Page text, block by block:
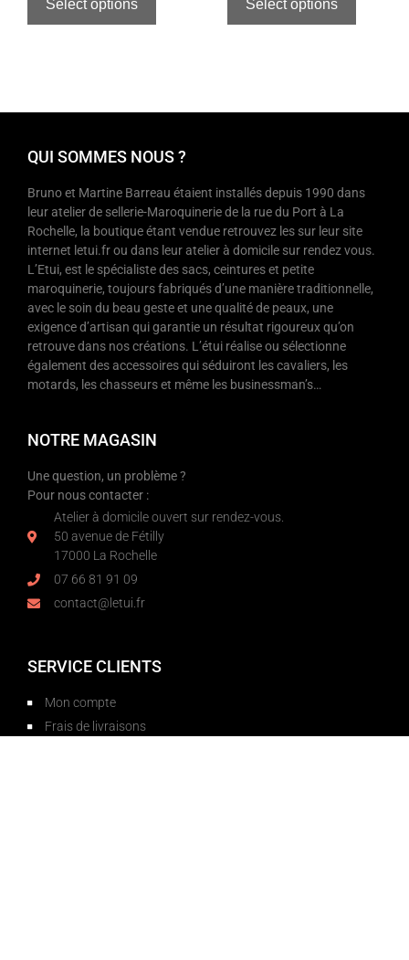
Select options Select options
QUI SOMMES NOUS ?
Bruno et Martine Barreau étaient installés depuis 1990 dans
leur atelier de sellerie-Maroquinerie de la rue du Port à La
Rochelle, la boutique étant vendue retrouvez les sur leur site
internet letui.fr ou dans leur atelier à domicile sur rendez vous.
L’Etui, est le spécialiste des sacs, ceintures et petite
maroquinerie, toujours fabriqués d’une manière traditionnelle,
avec le soin du beau geste et une qualité de peaux, une
exigence d’artisan qui garantie un résultat rigoureux qu’on
retrouve dans nos créations. L’étui réalise ou sélectionne
également des accessoires qui séduiront les cavaliers, les
motards, les chasseurs et même les businessman’s…
NOTRE MAGASIN
Une question, un problème ?
Pour nous contacter :
Atelier à domicile ouvert sur rendez-vous.
50 avenue de Fétilly
17000 La Rochelle
07 66 81 91 09
contact@letui.fr
SERVICE CLIENTS
Mon compte
Frais de livraisons